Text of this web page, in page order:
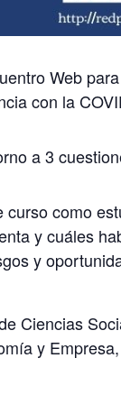
Web
con la
a 3
como
y cuáles
y
Ciencias
y